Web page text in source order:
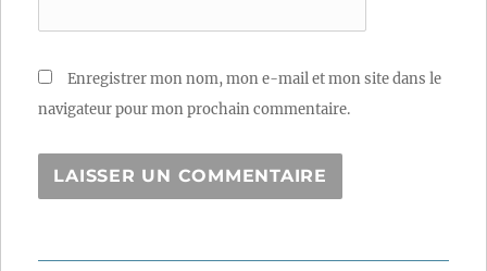
Enregistrer mon nom, mon e-mail et mon site dans le
navigateur pour mon prochain commentaire.